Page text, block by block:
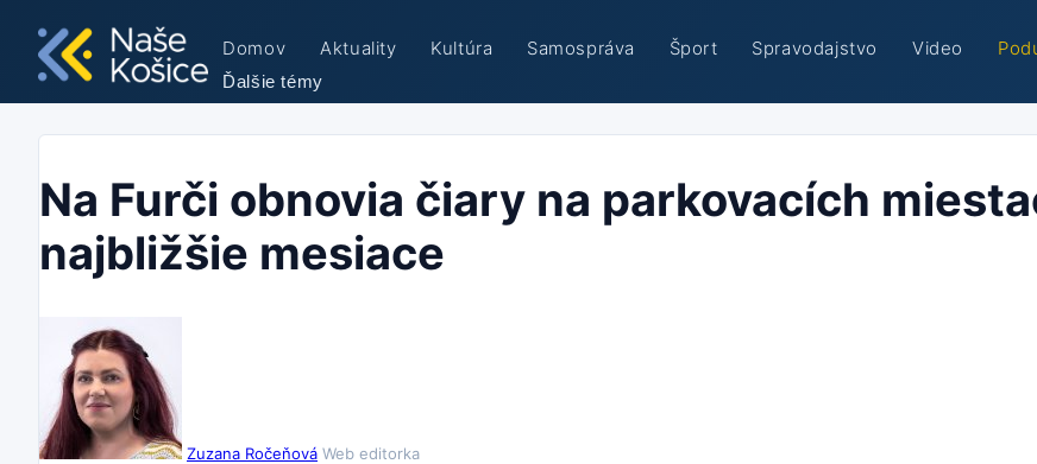
Domov Aktuality Kultúra Samospráva Šport Spravodajstvo Video
Ďalšie témy
Na Furči obnovia čiary na parkovacích
najbližšie mesiace
Zuzana Ročeňová Web editorka